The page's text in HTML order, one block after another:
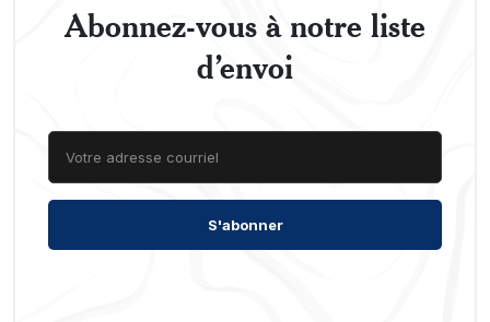
Abonnez-vous à notre liste
d’envoi